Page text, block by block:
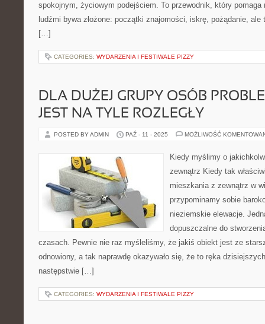
spokojnym, życiowym podejściem. To przewodnik, który
ludźmi bywa złożone: początki znajomości, iskrę, pożądanie, ale
[…]
CATEGORIES: WYDARZENIA I FESTIWALE PIZZY
DLA DUŻEJ GRUPY OSÓB
JEST NA TYLE ROZLEGŁY
POSTED BY ADMIN PAŹ - 11 - 2025 MOŻLIWOŚĆ
Kiedy myślimy o
zewnątrz Kiedy tak
mieszkania z zewnątrz w
przypominamy sobie
nieziemskie elewacje.
dopuszczalne do
czasach. Pewnie nie raz myśleliśmy, że jakiś obiekt jest ze
odnowiony, a tak naprawdę okazywało się, że to ręka
następstwie […]
CATEGORIES: WYDARZENIA I FESTIWALE PIZZY